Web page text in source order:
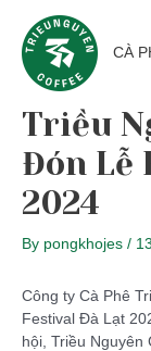
CÀ
Triều
Đón Lễ
2024
By pongkhojes /
Công ty Cà Phê
Festival Đà Lạt
hội, Triều Nguyên